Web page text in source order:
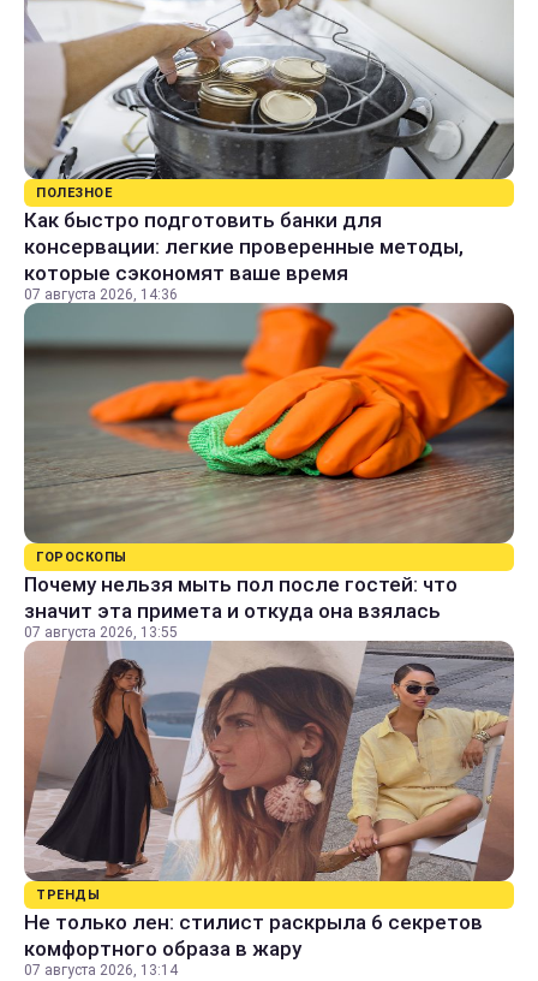
ПОЛЕЗНОЕ
Как быстро подготовить банки для
консервации: легкие проверенные методы,
которые сэкономят ваше время
07 августа 2026, 14:36
ГОРОСКОПЫ
Почему нельзя мыть пол после гостей: что
значит эта примета и откуда она взялась
07 августа 2026, 13:55
ТРЕНДЫ
Не только лен: стилист раскрыла 6 секретов
комфортного образа в жару
07 августа 2026, 13:14